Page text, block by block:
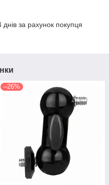
за рахунок покупця
–26%